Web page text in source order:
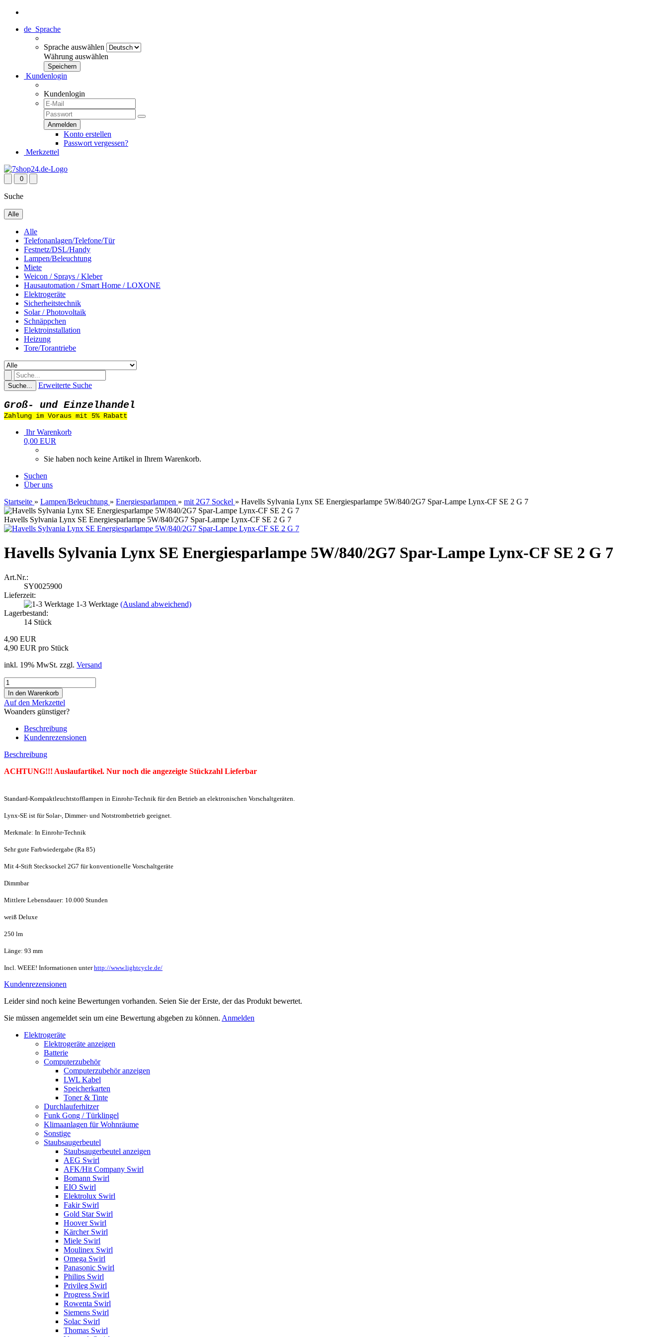
de Sprache
Sprache auswählen
Währung auswählen
Kundenlogin
Kundenlogin
Konto erstellen
Passwort vergessen?
Merkzettel
0
Suche
Alle
Alle
Telefonanlagen/Telefone/Tür
Festnetz/DSL/Handy
Lampen/Beleuchtung
Miete
Weicon / Sprays / Kleber
Hausautomation / Smart Home / LOXONE
Elektrogeräte
Sicherheitstechnik
Solar / Photovoltaik
Schnäppchen
Elektroinstallation
Heizung
Tore/Torantriebe
Suche... Erweiterte Suche
Groß- und Einzelhandel
Zahlung im Voraus mit 5% Rabatt
Ihr Warenkorb
0,00 EUR
Sie haben noch keine Artikel in Ihrem Warenkorb.
Suchen
Über uns
Startseite » Lampen/Beleuchtung » Energiesparlampen » mit 2G7 Sockel » Havells Sylvania Lynx SE Energiesparlampe 5W/840/2G7 Spar-Lampe Lynx-CF SE 2 G 7
Havells Sylvania Lynx SE Energiesparlampe 5W/840/2G7 Spar-Lampe Lynx-CF SE 2 G 7
Havells Sylvania Lynx SE Energiesparlampe 5W/840/2G7 Spar-Lampe Lynx-CF SE 2 G 7
Art.Nr.:
SY0025900
Lieferzeit:
1-3 Werktage (Ausland abweichend)
Lagerbestand:
14 Stück
4,90 EUR
4,90 EUR pro Stück
inkl. 19% MwSt. zzgl. Versand
Auf den Merkzettel
Woanders günstiger?
Beschreibung
Kundenrezensionen
Beschreibung
ACHTUNG!!! Auslaufartikel. Nur noch die angezeigte Stückzahl Lieferbar
Standard-Kompaktleuchtstofflampen in Einrohr-Technik für den Betrieb an elektronischen Vorschaltgeräten.
Lynx-SE ist für Solar-, Dimmer- und Notstrombetrieb geeignet.
Merkmale: In Einrohr-Technik
Sehr gute Farbwiedergabe (Ra 85)
Mit 4-Stift Stecksockel 2G7 für konventionelle Vorschaltgeräte
Dimmbar
Mittlere Lebensdauer: 10.000 Stunden
weiß Deluxe
250 lm
Länge: 93 mm
Incl. WEEE! Informationen unterhttp://www.lightcycle.de/
Kundenrezensionen
Leider sind noch keine Bewertungen vorhanden. Seien Sie der Erste, der das Produkt bewertet.
Sie müssen angemeldet sein um eine Bewertung abgeben zu können. Anmelden
Elektrogeräte
Elektrogeräte anzeigen
Batterie
Computerzubehör
Computerzubehör anzeigen
LWL Kabel
Speicherkarten
Toner & Tinte
Durchlauferhitzer
Funk Gong / Türklingel
Klimaanlagen für Wohnräume
Sonstige
Staubsaugerbeutel
Staubsaugerbeutel anzeigen
AEG Swirl
AFK/Hit Company Swirl
Bomann Swirl
EIO Swirl
Elektrolux Swirl
Fakir Swirl
Gold Star Swirl
Hoover Swirl
Kärcher Swirl
Miele Swirl
Moulinex Swirl
Omega Swirl
Panasonic Swirl
Philips Swirl
Privileg Swirl
Progress Swirl
Rowenta Swirl
Siemens Swirl
Solac Swirl
Thomas Swirl